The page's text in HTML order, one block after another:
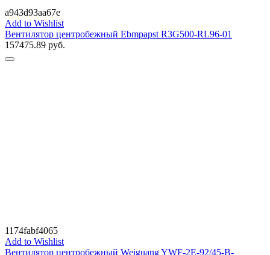
a943d93aa67e
Add to Wishlist
Вентилятор центробежный Ebmpapst R3G500-RL96-01
157475.89 руб.
1174fabf4065
Add to Wishlist
Вентилятор центробежный Weiguang YWF-2E-92/45-B-